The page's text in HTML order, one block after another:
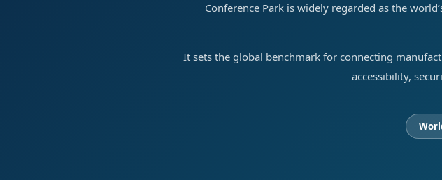
Conference Park is widely regarded as the
It sets the global benchmark for connecting
accessibility,